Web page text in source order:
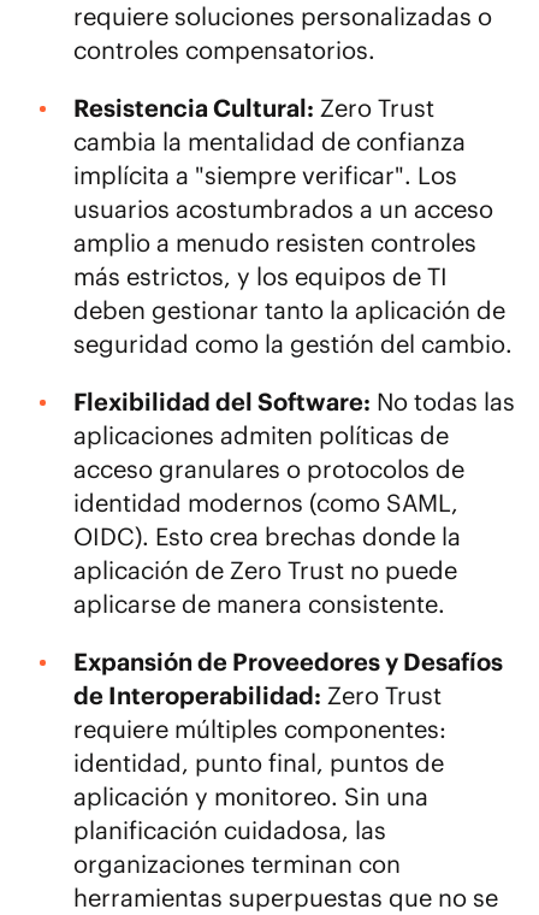
requiere soluciones personalizadas o
controles compensatorios.
Resistencia Cultural: Zero Trust
cambia la mentalidad de confianza
implícita a "siempre verificar". Los
usuarios acostumbrados a un acceso
amplio a menudo resisten controles
más estrictos, y los equipos de TI
deben gestionar tanto la aplicación de
seguridad como la gestión del cambio.
Flexibilidad del Software: No todas las
aplicaciones admiten políticas de
acceso granulares o protocolos de
identidad modernos (como SAML,
OIDC). Esto crea brechas donde la
aplicación de Zero Trust no puede
aplicarse de manera consistente.
Expansión de Proveedores y Desafíos
de Interoperabilidad: Zero Trust
requiere múltiples componentes:
identidad, punto final, puntos de
aplicación y monitoreo. Sin una
planificación cuidadosa, las
organizaciones terminan con
herramientas superpuestas que no se